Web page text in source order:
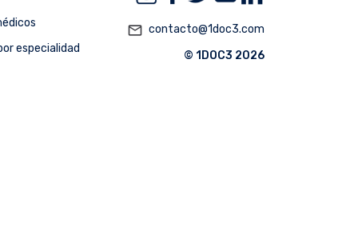
especialidad
mail_outline contacto@1doc3.com
© 1DOC3 2026